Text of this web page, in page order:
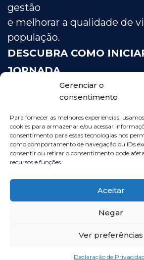
Gerenciar o
consentimento
Para fornecer as melhores experiências,
cookies para armazenar e/ou acessar
consentimento para essas tecnologias nos
como comportamento de navegação ou IDs
consentir ou retirar o consentimento pode
recursos e funções.
Aceitar
Negar
Ver preferências
Declaração de
gestão
e melhorar a qualidade de
população.
DESCUBRA COMO
JORNADA
PARA UM GOVERNO
FALE COM UM ESPECIALISTA
Copyright © Sigcorp –